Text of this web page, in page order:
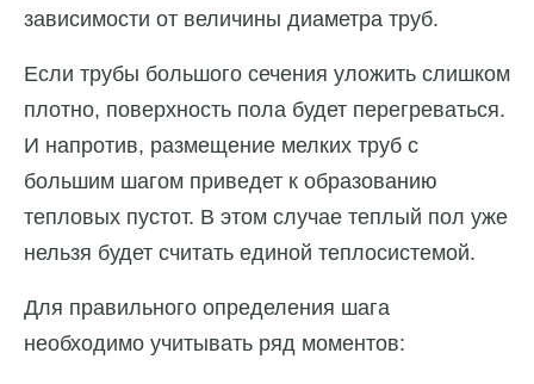
зависимости от величины диаметра труб.
Если трубы большого сечения уложить слишком
плотно, поверхность пола будет перегреваться.
И напротив, размещение мелких труб с
большим шагом приведет к образованию
тепловых пустот. В этом случае теплый пол уже
нельзя будет считать единой теплосистемой.
Для правильного определения шага
необходимо учитывать ряд моментов: